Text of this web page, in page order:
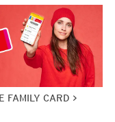
FAMILY CARD